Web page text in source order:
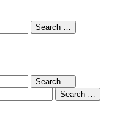
Search …
Search …
Search …